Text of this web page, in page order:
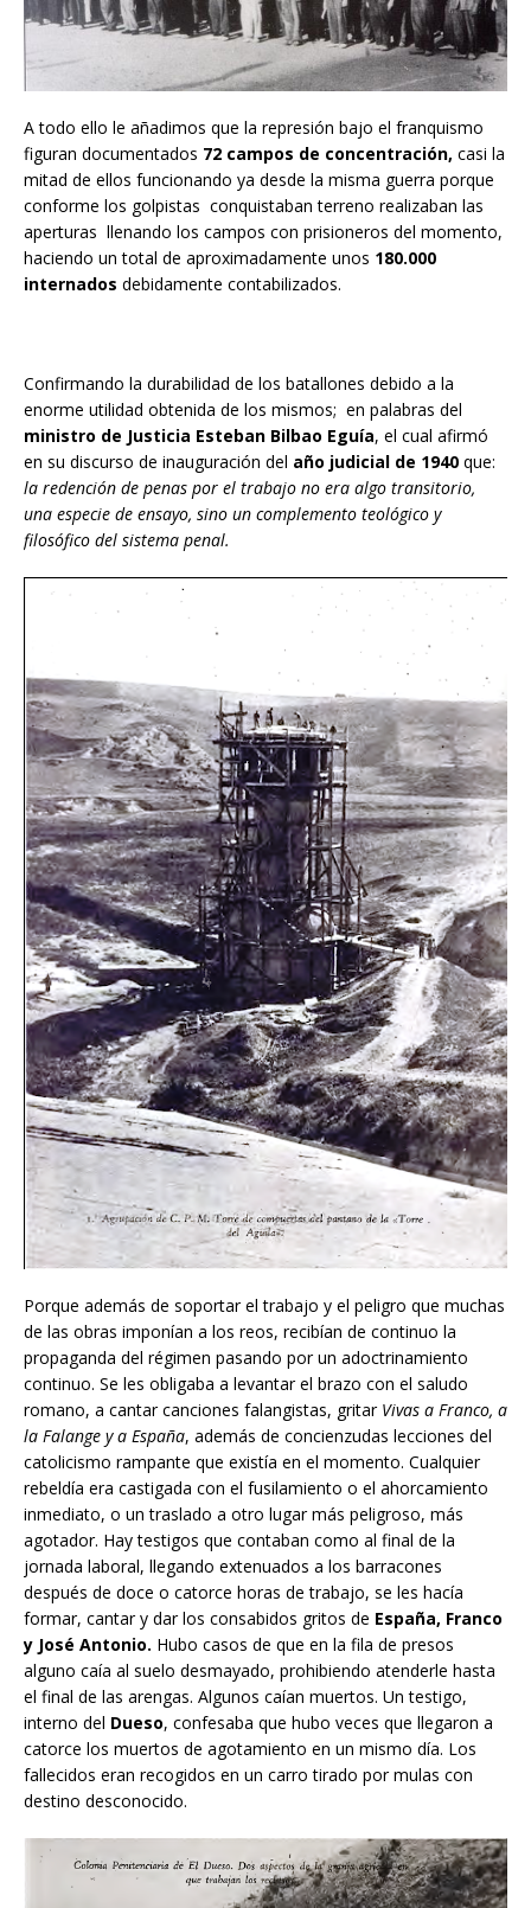
A todo ello le añadimos que la represión bajo el franquismo
figuran documentados 72 campos de concentración, casi la
mitad de ellos funcionando ya desde la misma guerra porque
conforme los golpistas conquistaban terreno realizaban las
aperturas llenando los campos con prisioneros del momento,
haciendo un total de aproximadamente unos 180.000
internados debidamente contabilizados.
Confirmando la durabilidad de los batallones debido a la
enorme utilidad obtenida de los mismos; en palabras del
ministro de Justicia Esteban Bilbao Eguía, el cual afirmó
en su discurso de inauguración del año judicial de 1940 que:
la redención de penas por el trabajo no era algo transitorio,
una especie de ensayo, sino un complemento teológico y
filosófico del sistema penal.
Porque además de soportar el trabajo y el peligro que muchas
de las obras imponían a los reos, recibían de continuo la
propaganda del régimen pasando por un adoctrinamiento
continuo. Se les obligaba a levantar el brazo con el saludo
romano, a cantar canciones falangistas, gritar Vivas a Franco, a
la Falange y a España, además de concienzudas lecciones del
catolicismo rampante que existía en el momento. Cualquier
rebeldía era castigada con el fusilamiento o el ahorcamiento
inmediato, o un traslado a otro lugar más peligroso, más
agotador. Hay testigos que contaban como al final de la
jornada laboral, llegando extenuados a los barracones
después de doce o catorce horas de trabajo, se les hacía
formar, cantar y dar los consabidos gritos de España, Franco
y José Antonio. Hubo casos de que en la fila de presos
alguno caía al suelo desmayado, prohibiendo atenderle hasta
el final de las arengas. Algunos caían muertos. Un testigo,
interno del Dueso, confesaba que hubo veces que llegaron a
catorce los muertos de agotamiento en un mismo día. Los
fallecidos eran recogidos en un carro tirado por mulas con
destino desconocido.